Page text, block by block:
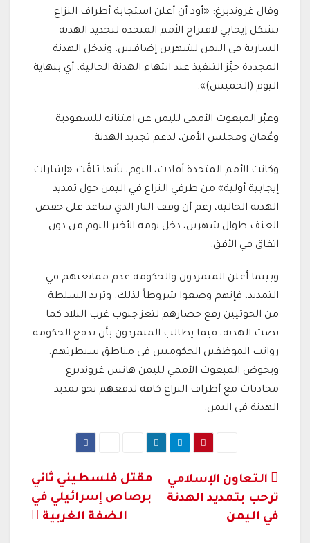
وقال غروندبرغ: «أود أن أعلن استجابة أطراف النزاع
بشكل إيجابي لاقتراح الأمم المتحدة لتجديد الهدنة
السارية في اليمن لشهرين إضافيين. وتدخل الهدنة
المجددة حيِّز التنفيذ عند انتهاء الهدنة الحالية، أي بنهاية
اليوم (الخميس)».
وعبّر المبعوث الأممي لليمن عن امتنانه للسعودية
وعُمان ومجلس الأمن، لدعم تجديد الهدنة.
وكانت الأمم المتحدة أفادت، اليوم، بأنها تلقّت «إشارات
إيجابية أولية» من طرفي النزاع في اليمن حول تمديد
الهدنة الحالية، رغم أن وقف النار الذي ساعد على خفض
العنف طوال شهرين، دخل يومه الأخير اليوم من دون
اتفاق في الأفق.
وبينما أعلن المتمردون والحكومة عدم ممانعتهم في
التمديد، فإنهم وضعوا شروطاً لذلك. وتريد السلطة
من الحوثيين رفع حصارهم لتعز جنوب غرب البلاد كما
نصت الهدنة، فيما يطالب المتمردون بأن تدفع الحكومة
رواتب الموظفين الحكوميين في مناطق سيطرتهم.
ويخوض المبعوث الأممي لليمن هانس غروندبرغ
محادثات مع أطراف النزاع كافة لدفعهم نحو تمديد
الهدنة في اليمن.
تصفّح
المقالات
مقتل فلسطيني ثاني
برصاص إسرائيلي في
الضفة الغربية
التعاون الإسلامي
ترحب بتمديد الهدنة
في اليمن